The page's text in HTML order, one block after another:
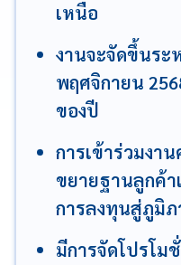
เหนือ
งานจะจัดขึ้นระ
พฤศจิกายน
ของปี
การเข้าร่วมงา
ขยายฐานลูกค้
การลงทุนสู่ภูมิภ
มีการจัดโปรโม